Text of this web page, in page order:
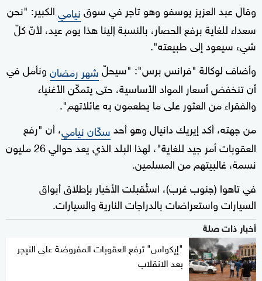
وقال عبد العزيز يوسفو وهو تاجر في سوقنياميالكبير: "نحن
سعداء للغاية برفع الحصار، بالنسبة إلينا هذا يوم عيد، لأنّ كلّ
شيء سيعود إلى طبيعته".
وأضاف لوكالة "فرانس برس": "سيحلّشهر رمضانونأمل في
أن تنخفض أسعار المواد الأساسية، حتى يتمكّن الأغنياء
والفقراء من العثور على ما يطعمون به عائلاتهم".
من جهته، أكد إيريك دانيال وهو أحدسكّان نيامي، أن "رفع
العقوبات أمر جيد للغاية"، لهذا البلد الذي يعد حوالي 26 مليون
نسمة، غالبيتهم من المسلمين.
في تاهوا (جنوب غرب)، استُقبلت الأخبار بإطلاق أبواق
السيارات واستعراضات بالدراجات النارية والسيارات.
أخبار ذات صلة
"إيكواس" ترفع العقوبات المفروضة على النيجر
بعد الانقلاب